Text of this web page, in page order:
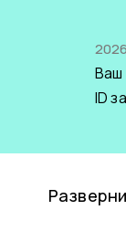
Ваш
ID